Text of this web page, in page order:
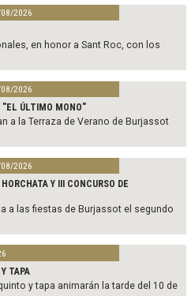
2026
en honor a Sant Roc, con los
2026
"EL ÚLTIMO MONO"
a la Terraza de Verano de Burjassot
2026
Y III CONCURSO DE
a las fiestas de Burjassot el segundo
TAPA
y tapa animarán la tarde del 10 de